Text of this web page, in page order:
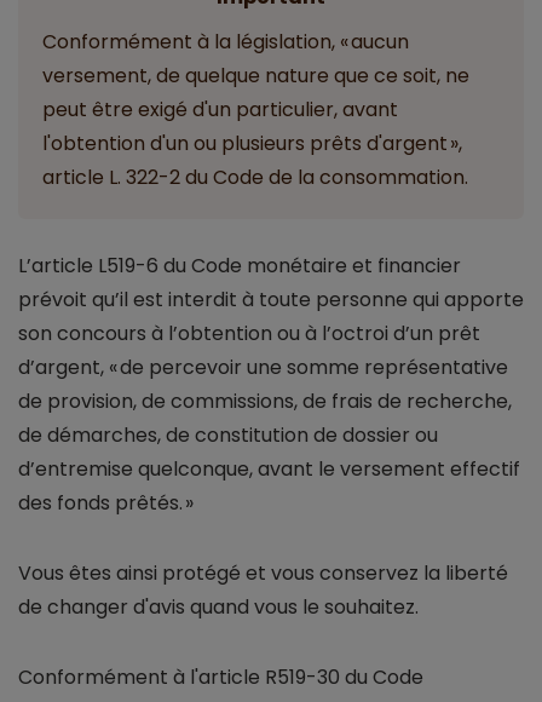
Conformément à la législation, « aucun
versement, de quelque nature que ce soit, ne
peut être exigé d'un particulier, avant
l'obtention d'un ou plusieurs prêts d'argent »,
article L. 322-2 du Code de la consommation.
L’article L519-6 du Code monétaire et financier
prévoit qu’il est interdit à toute personne qui apporte
son concours à l’obtention ou à l’octroi d’un prêt
d’argent, « de percevoir une somme représentative
de provision, de commissions, de frais de recherche,
de démarches, de constitution de dossier ou
d’entremise quelconque, avant le versement effectif
des fonds prêtés. »
Vous êtes ainsi protégé et vous conservez la liberté
de changer d'avis quand vous le souhaitez.
Conformément à l'article R519-30 du Code